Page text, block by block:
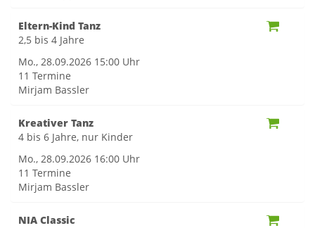
Eltern-Kind Tanz
2,5 bis 4 Jahre
Mo., 28.09.2026 15:00 Uhr
11 Termine
Mirjam Bassler
Kreativer Tanz
4 bis 6 Jahre, nur Kinder
Mo., 28.09.2026 16:00 Uhr
11 Termine
Mirjam Bassler
NIA Classic